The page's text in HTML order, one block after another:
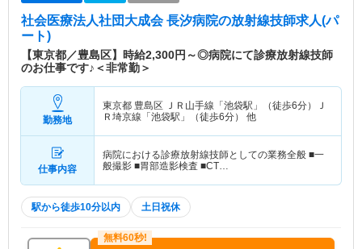
社会医療法人社団大成会 長汐病院の放射線技師求人(パ
ート)
【東京都／豊島区】時給2,300円～◎病院にて診療放射線技師
のお仕事です♪＜非常勤＞
勤務地
東京都 豊島区 ＪＲ山手線「池袋駅」（徒歩6分）Ｊ
Ｒ埼京線「池袋駅」（徒歩6分） 他
仕事内容
病院における診療放射線技師としての業務全般 ■一
般撮影 ■胃部造影検査 ■CT…
駅から徒歩10分以内 土日祝休